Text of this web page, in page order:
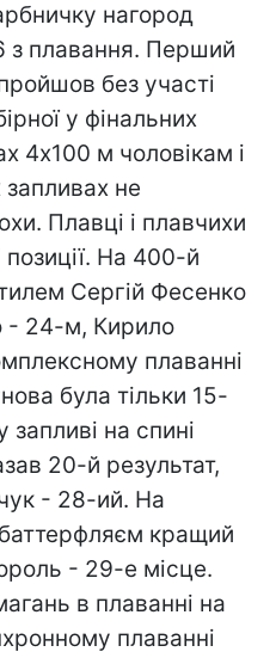
нагород
з плавання. Перший
без участі
у фінальних
4х100 м чоловікам і
не
Плавці і плавчихи
позиції. На 400-й
Сергій Фесенко
- 24-м, Кирило
плаванні
була тільки 15-
на спині
20-й результат,
- 28-ий. На
кращий
- 29-е місце.
в плаванні на
плаванні